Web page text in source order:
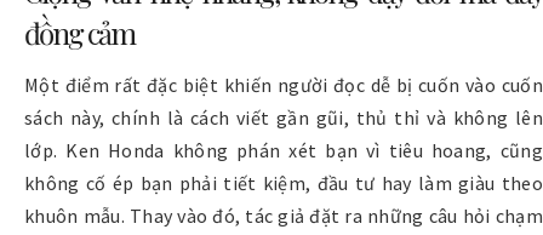
đồng cảm
Một điểm rất đặc biệt khiến người đọc dễ bị cuốn vào cuốn
sách này, chính là cách viết gần gũi, thủ thỉ và không lên
lớp. Ken Honda không phán xét bạn vì tiêu hoang, cũng
không cố ép bạn phải tiết kiệm, đầu tư hay làm giàu theo
khuôn mẫu. Thay vào đó, tác giả đặt ra những câu hỏi chạm